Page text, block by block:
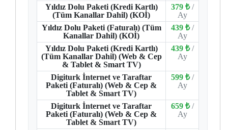
Yıldız Dolu Paketi (Kredi Kartlı)
(Tüm Kanallar Dahil) (KOİ)
379 ₺ /
Ay
Yıldız Dolu Paketi (Faturalı) (Tüm
Kanallar Dahil) (KOİ)
439 ₺ /
Ay
Yıldız Dolu Paketi (Kredi Kartlı)
(Tüm Kanallar Dahil) (Web & Cep
& Tablet & Smart TV)
439 ₺ /
Ay
Digiturk İnternet ve Taraftar
Paketi (Faturalı) (Web & Cep &
Tablet & Smart TV)
599 ₺ /
Ay
Digiturk İnternet ve Taraftar
Paketi (Faturalı) (Web & Cep &
Tablet & Smart TV)
659 ₺ /
Ay